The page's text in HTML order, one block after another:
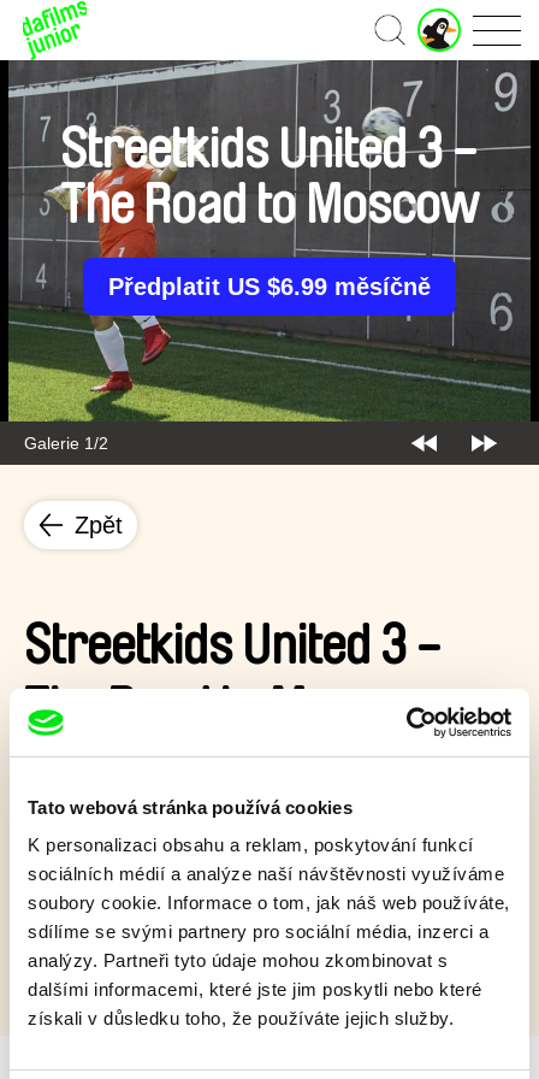
Tato webová stránka používá cookies
K personalizaci obsahu a reklam, poskytování funkcí
sociálních médií a analýze naší návštěvnosti využíváme
soubory cookie. Informace o tom, jak náš web používáte,
sdílíme se svými partnery pro sociální média, inzerci a
analýzy. Partneři tyto údaje mohou zkombinovat s
dalšími informacemi, které jste jim poskytli nebo které
získali v důsledku toho, že používáte jejich služby.
Domů
J
u
r
ú
č
e
Galerie 1/2
Streetkids United 3 -
The Road to Moscow
Předplatit US $6.99 měsíčně
Zpět
Streetkids United 3 -
The Road to Moscow
sledujeme osud devíti indických dívek, které jsou vybrány, aby
v Moskvě reprezentovaly svou zemi v dětském fotbalovém
mistrovství...
Zobrazit více